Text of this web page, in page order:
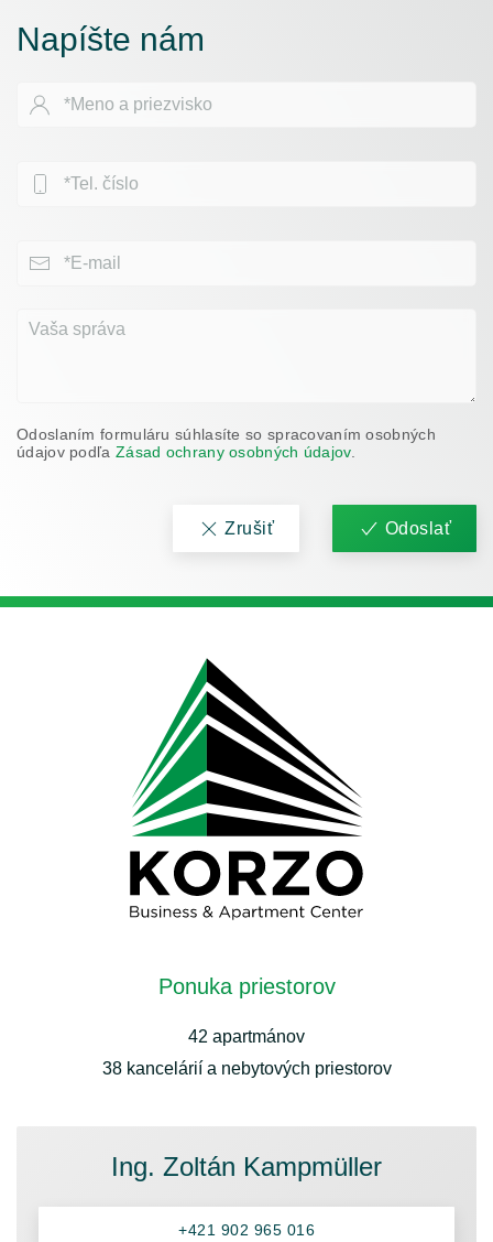
Napíšte nám
Odoslaním formuláru súhlasíte so spracovaním osobných
údajov podľa Zásad ochrany osobných údajov.
Zrušiť Odoslať
Ponuka priestorov
42 apartmánov
38 kancelárií a nebytových priestorov
Ing. Zoltán Kampmüller
+421 902 965 016